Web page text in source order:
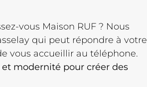
vous Maison RUF ? Nous
qui peut répondre à votre
vous accueillir au téléphone.
modernité pour créer des